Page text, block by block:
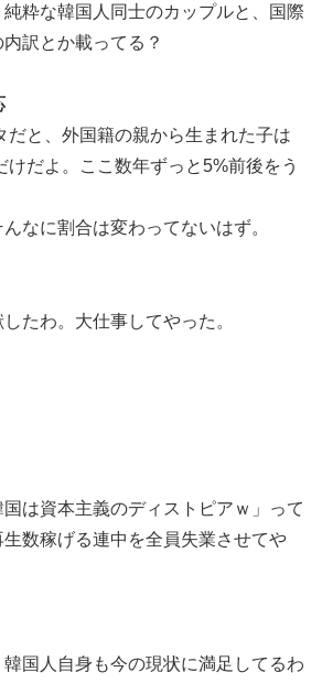
粋な韓国人同士のカップルと、国際
訳とか載ってる？
だと、外国籍の親から生まれた子は
けだよ。ここ数年ずっと5%前後をう
なに割合は変わってないはず。
たわ。大仕事してやった。
は資本主義のディストピアｗ」って
数稼げる連中を全員失業させてや
韓国人自身も今の現状に満足してるわ